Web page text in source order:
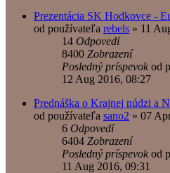
Prezentácia SK Hodkovce -
od používateľa rebels » 11
14 Odpovedí
8400 Zobrazení
Posledný príspevok od
12 Aug 2016, 08:27
Prednáška o Krajnej núdzi a
od používateľa sano2 » 07
6 Odpovedí
6404 Zobrazení
Posledný príspevok od
11 Aug 2016, 09:31